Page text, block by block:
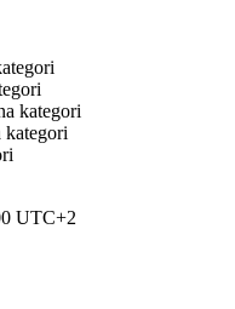
kategori
kategori
UTC+2